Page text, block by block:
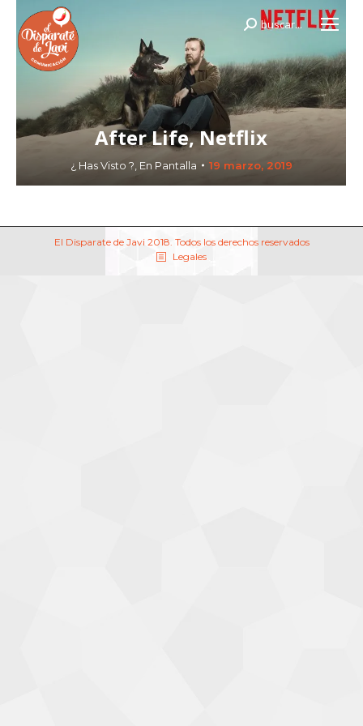
Buscar:
buscar...
After Life, Netflix
¿ Has Visto ? En Pantalla 19 marzo, 2019
El Disparate de Javi 2018. Todos los derechos reservados
Legales